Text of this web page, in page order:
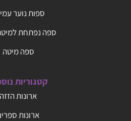
ספות נוער
ספה נפתחת
ספה מיטה
קטגוריות
ארונות הזזה
ארונות